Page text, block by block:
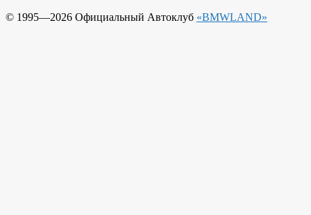
© 1995—2026 Официальный Автоклуб «BMWLAND»